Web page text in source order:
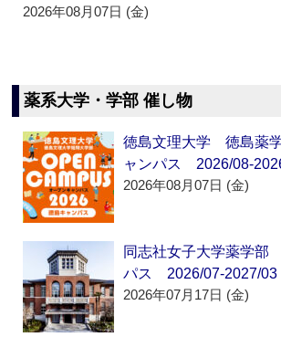
2026年08月07日 (金)
薬系大学・学部 催し物
徳島文理大学 徳島薬
ャンパス 2026/08-
2026年08月07日 (金)
同志社女子大学薬学部
パス 2026/07-2027/03
2026年07月17日 (金)